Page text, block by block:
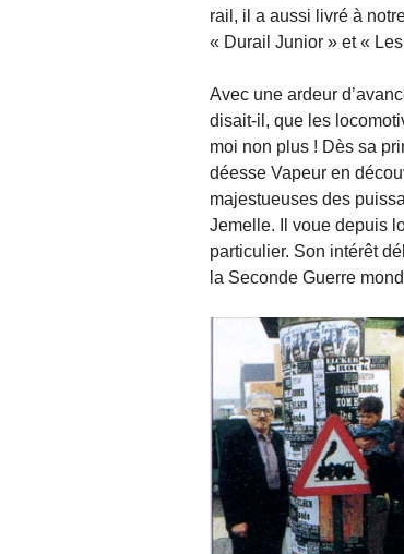
rail, il a aussi livré à
« Durail Junior » et «
Avec une ardeur
disait-il, que les
moi non plus ! Dès sa
déesse Vapeur en
majestueuses des
Jemelle. Il voue depuis
particulier. Son intérêt
la Seconde Guerre